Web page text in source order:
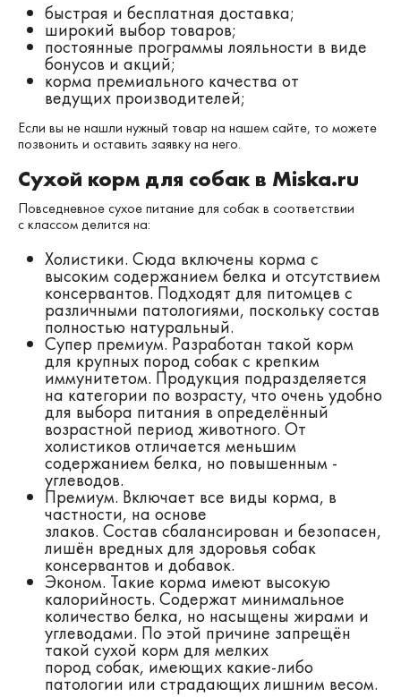
быстрая и бесплатная доставка;
широкий выбор товаров;
постоянные программы лояльности в виде
бонусов и акций;
корма премиального качества от
ведущих производителей;
Если вы не нашли нужный товар на нашем сайте, то можете
позвонить и оставить заявку на него.
Сухой корм для собак в Miska.ru
Повседневное сухое питание для собак в соответствии
с классом делится на:
Холистики. Сюда включены корма с
высоким содержанием белка и отсутствием
консервантов. Подходят для питомцев с
различными патологиями, поскольку состав
полностью натуральный.
Супер премиум. Разработан такой корм
для крупных пород собак с крепким
иммунитетом. Продукция подразделяется
на категории по возрасту, что очень удобно
для выбора питания в определённый
возрастной период животного. От
холистиков отличается меньшим
содержанием белка, но повышенным -
углеводов.
Премиум. Включает все виды корма, в
частности, на основе
злаков. Состав сбалансирован и безопасен,
лишён вредных для здоровья собак
консервантов и добавок.
Эконом. Такие корма имеют высокую
калорийность. Содержат минимальное
количество белка, но насыщены жирами и
углеводами. По этой причине запрещён
такой сухой корм для мелких
пород собак, имеющих какие-либо
патологии или страдающих лишним весом.